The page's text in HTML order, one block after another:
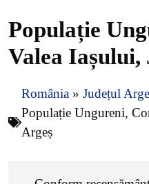
Populație
Valea Iașului,
România » Județul
Populație Ungureni,
Argeș